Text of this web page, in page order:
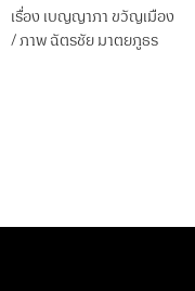
เรื่อง เบญญาภา ขวัญเมือง
/ภาพฉัตรชัย มาตยภูธร